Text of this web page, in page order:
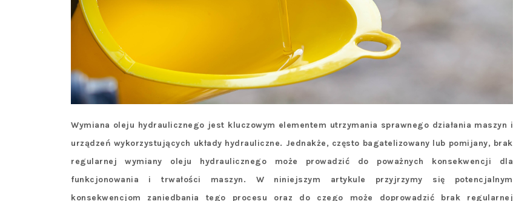
Wymiana oleju hydraulicznego jest kluczowym elementem utrzymania sprawnego działania maszyn i
urządzeń wykorzystujących układy hydrauliczne. Jednakże, często bagatelizowany lub pomijany, brak
regularnej wymiany oleju hydraulicznego może prowadzić do poważnych konsekwencji dla
funkcjonowania i trwałości maszyn. W niniejszym artykule przyjrzymy się potencjalnym
konsekwencjom zaniedbania tego procesu oraz do czego może doprowadzić brak regularnej